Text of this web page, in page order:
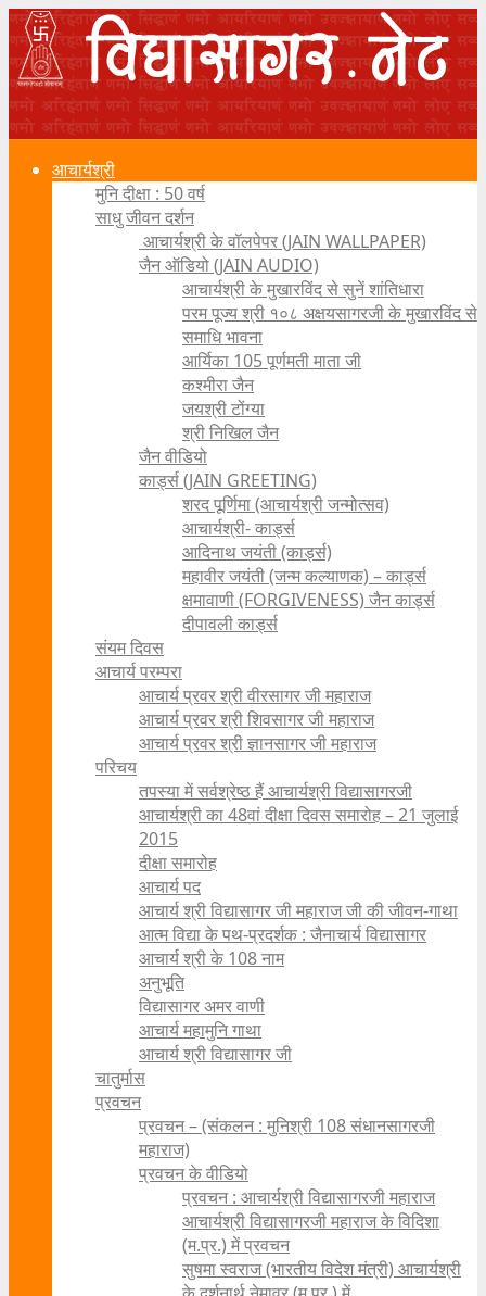
आचार्यश्री
मुनि दीक्षा : 50 वर्ष
साधु जीवन दर्शन
आचार्यश्री के वॉलपेपर (JAIN WALLPAPER)
जैन ऑडियो (JAIN AUDIO)
आचार्यश्री के मुखारविंद से सुनें शांतिधारा
परम पूज्य श्री १०८ अक्षयसागरजी के मुखारविंद से
समाधि भावना
आर्यिका 105 पूर्णमती माता जी
कश्मीरा जैन
जयश्री टोंग्या
श्री निखिल जैन
जैन वीडियो
कार्ड्स (JAIN GREETING)
शरद पूर्णिमा (आचार्यश्री जन्मोत्सव)
आचार्यश्री- कार्ड्स
आदिनाथ जयंती (कार्ड्स)
महावीर जयंती (जन्म कल्याणक) – कार्ड्स
क्षमावाणी (FORGIVENESS) जैन कार्ड्स
दीपावली कार्ड्स
संयम दिवस
आचार्य परम्परा
आचार्य प्रवर श्री वीरसागर जी महाराज
आचार्य प्रवर श्री शिवसागर जी महाराज
आचार्य प्रवर श्री ज्ञानसागर जी महाराज
परिचय
तपस्या में सर्वश्रेष्ठ हैं आचार्यश्री विद्यासागरजी
आचार्यश्री का 48वां दीक्षा दिवस समारोह – 21 जुलाई
2015
दीक्षा समारोह
आचार्य पद
आचार्य श्री विद्यासागर जी महाराज जी की जीवन-गाथा
आत्म विद्या के पथ-प्रदर्शक : जैनाचार्य विद्यासागर
आचार्य श्री के 108 नाम
अनुभूति
विद्यासागर अमर वाणी
आचार्य महामुनि गाथा
आचार्य श्री विद्यासागर जी
चातुर्मास
प्रवचन
प्रवचन – (संकलन : मुनिश्री 108 संधानसागरजी
महाराज)
प्रवचन के वीडियो
प्रवचन : आचार्यश्री ‍विद्यासागरजी महाराज
आचार्यश्री विद्यासागरजी महाराज के विदिशा
(म.प्र.) में प्रवचन
सुषमा स्वराज (भारतीय विदेश मंत्री) आचार्यश्री